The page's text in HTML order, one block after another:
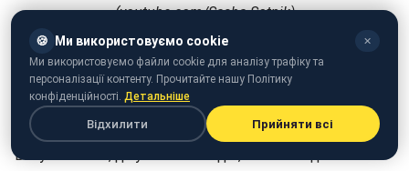
(youtube.com/Sasha Sotnik)
Пользователи соцсети также прокомментировали
этот опрос.
"Слава Богу в Европе родственники живут. Если до
войны дойдет дело мой выбор билет и самолет. За
вату воевать, да упаси Господь ", - пишет один из
🍪 Ми використовуємо cookie ✕
Ми використовуємо файли cookie для аналізу трафіку та
персоналізації контенту. Прочитайте нашу Політику
конфіденційності. Детальніше
Відхилити Прийняти всі